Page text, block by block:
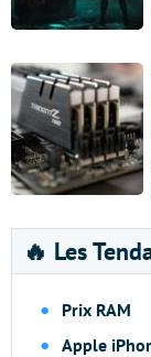
🔥 Les
Prix RAM
Apple